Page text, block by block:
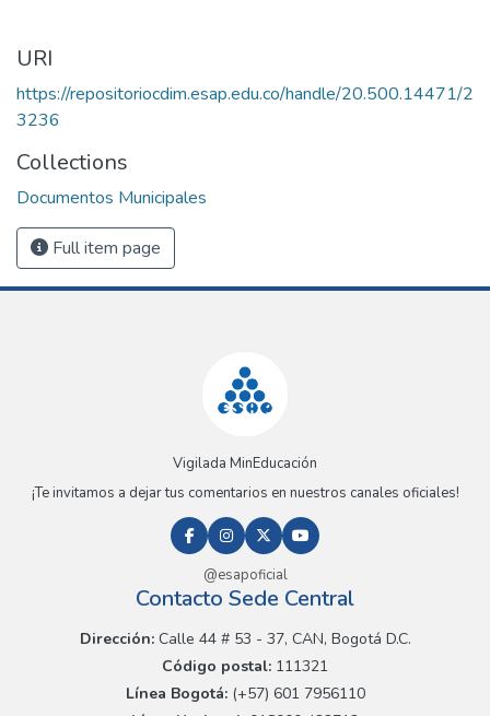
URI
https://repositoriocdim.esap.edu.co/handle/20.500.14471/2
3236
Collections
Documentos Municipales
Full item page
Vigilada MinEducación
¡Te invitamos a dejar tus comentarios en nuestros canales oficiales!
@esapoficial
Contacto Sede Central
Dirección:Calle 44 # 53 - 37, CAN, Bogotá D.C.
Código postal: 111321
Línea Bogotá:(+57) 601 7956110